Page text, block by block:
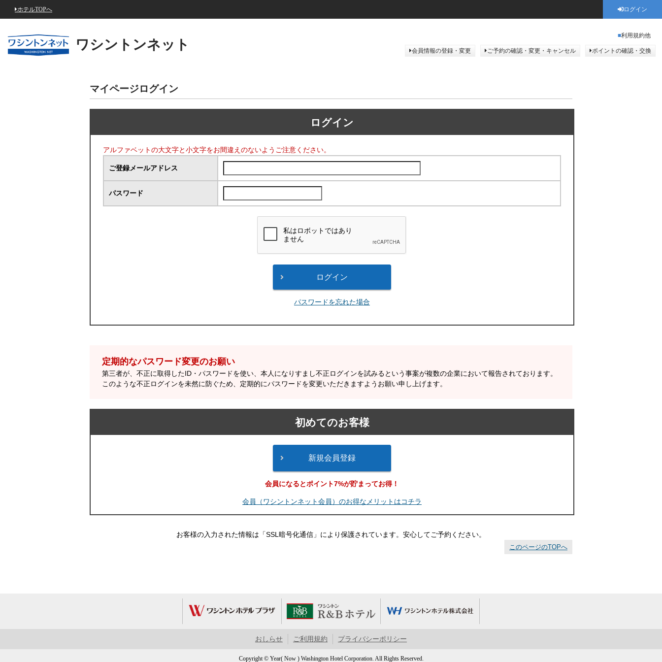
ホテルTOPへ ログイン
ワシントンネット
利用規約他
会員情報の登録・変更 ご予約の確認・変更・キャンセル ポイントの確認・交換
マイページログイン
ログイン
アルファベットの大文字と小文字をお間違えのないようご注意ください。
ご登録メールアドレス
パスワード
パスワードを忘れた場合
定期的なパスワード変更のお願い
第三者が、不正に取得したID・パスワードを使い、本人になりすまし不正ログインを試みるという事案が複数の企業において報告されております。
このような不正ログインを未然に防ぐため、定期的にパスワードを変更いただきますようお願い申し上げます。
初めてのお客様
会員になるとポイント7%が貯まってお得！
会員（ワシントンネット会員）のお得なメリットはコチラ
お客様の入力された情報は「SSL暗号化通信」により保護されています。安心してご予約ください。
このページのTOPへ
おしらせ ご利用規約 プライバシーポリシー
Copyright © Year( Now ) Washington Hotel Corporation. All Rights Reserved.